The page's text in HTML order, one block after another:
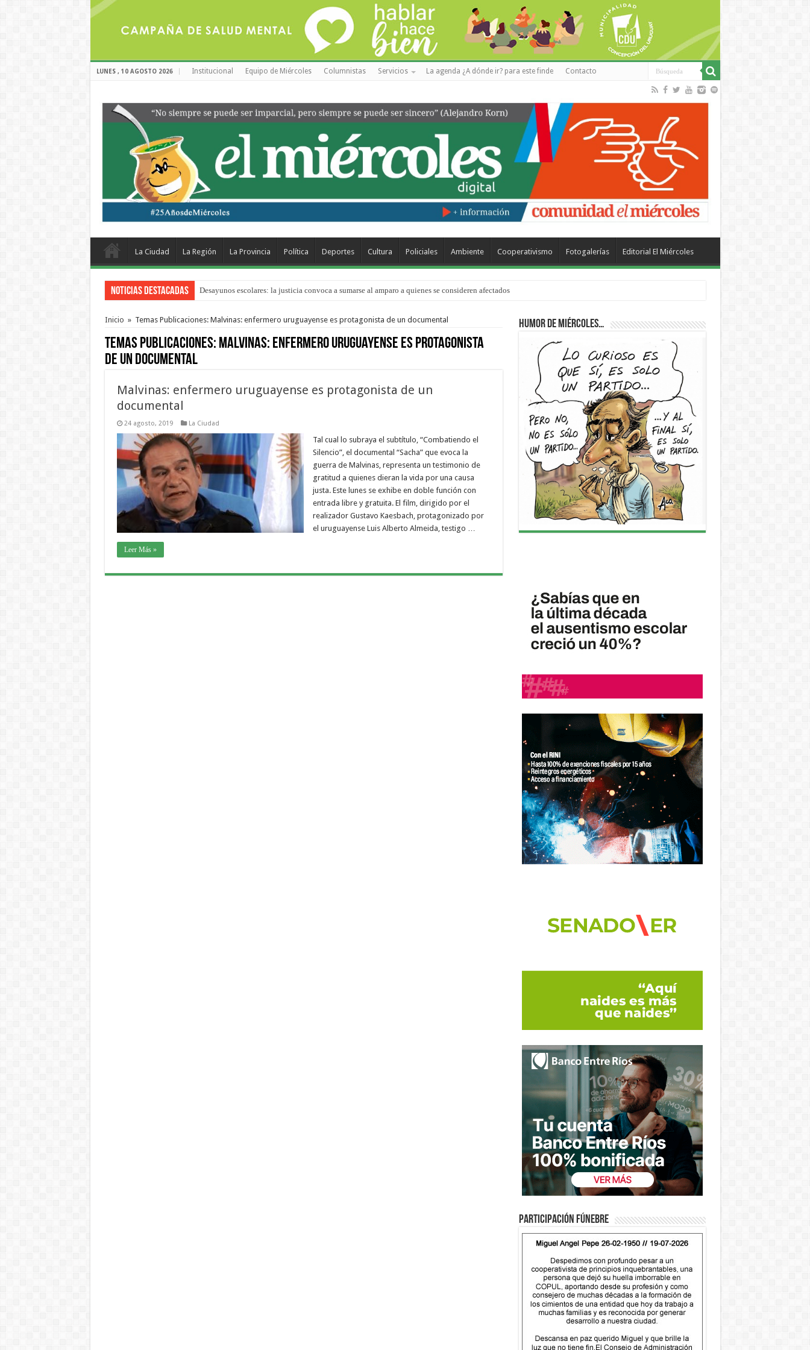
LUNES , 10 AGOSTO 2026 Institucional Equipo de Miércoles Columnistas Servicios La agenda ¿A dónde ir? para este finde Contacto
La Ciudad La Región La Provincia Política Deportes Cultura Policiales Ambiente Cooperativismo Fotogalerías Editorial El Miércoles
Noticias Destacadas Desayunos escolares: la justicia convoca a sumarse al amparo a quienes se consideren afectados
“La Feria en tu Barrio” para agostocon sus días y horarios
Inicio » Temas Publicaciones: Malvinas: enfermero uruguayense es protagonista de un documental
Temas Publicaciones: Malvinas: enfermero uruguayense es protagonista
de un documental
Malvinas: enfermero uruguayense es protagonista de un
documental
24 agosto, 2019 La Ciudad
Tal cual lo subraya el subtítulo, “Combatiendo el
Silencio”, el documental “Sacha” que evoca la
guerra de Malvinas, representa un testimonio de
gratitud a quienes dieran la vida por una causa
justa. Este lunes se exhibe en doble función con
entrada libre y gratuita. El film, dirigido por el
realizador Gustavo Kaesbach, protagonizado por
el uruguayense Luis Alberto Almeida, testigo …
Leer Más »
Humor de Miércoles…
Participación fúnebre